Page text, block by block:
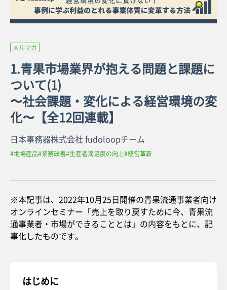
メルマガ
1.青果市場業界が抱える問題と課題に
ついて(1)
〜社会課題・変化による経営環境の変
化〜【全12回連載】
日本事務器株式会社 fudoloopチーム
#地場産品#業務改善#生産者満足度の向上#経営革新
※本記事は、2022年10月25日開催の青果流通事業者向け
オンラインセミナー「売上を取り戻すために今、青果流
通事業者・市場ができることとは」の内容をもとに、記
事化したものです。
はじめに